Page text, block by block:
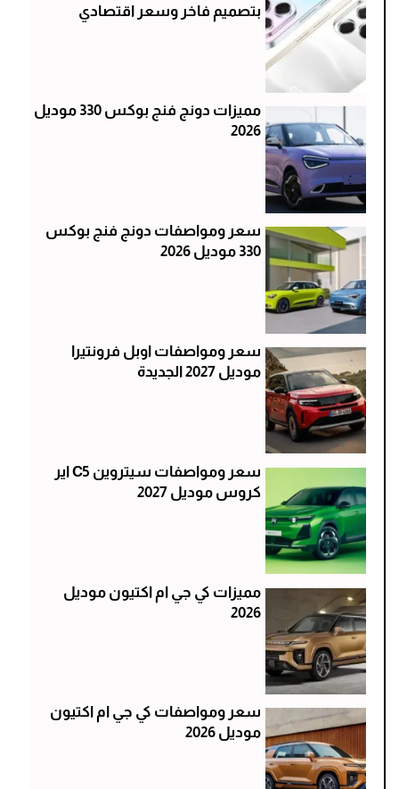
بتصميم فاخر وسعر اقتصادي
مميزات دونج فنج بوكس 330 موديل
2026
سعر ومواصفات دونج فنج بوكس
330 موديل 2026
سعر ومواصفات اوبل فرونتيرا
موديل 2027 الجديدة
سعر ومواصفات سيتروين C5 اير
كروس موديل 2027
مميزات كي جي ام اكتيون موديل
2026
سعر ومواصفات كي جي ام اكتيون
موديل 2026